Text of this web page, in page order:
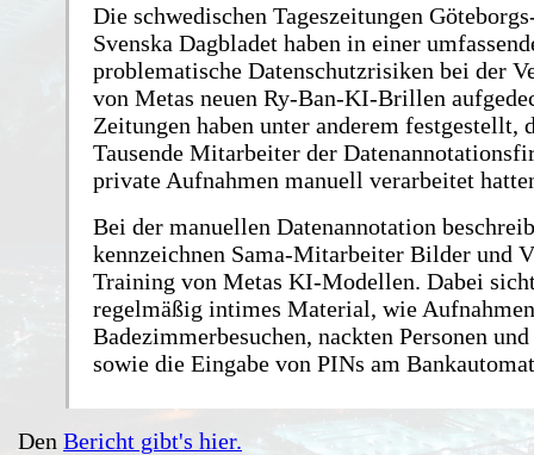
Die schwedischen Tageszeitungen
Svenska Dagbladet haben in einer
problematische Datenschutzrisiken bei der
von Metas neuen Ry-Ban-KI-Brillen
Zeitungen haben unter anderem festgestellt,
Tausende Mitarbeiter der
private Aufnahmen manuell verarbeitet
Bei der manuellen Datenannotation
kennzeichnen Sama-Mitarbeiter Bilder und
Training von Metas KI-Modellen. Dabei
regelmäßig intimes Material, wie
Badezimmerbesuchen, nackten Personen und
sowie die Eingabe von PINs am
Den Bericht gibt's hier.